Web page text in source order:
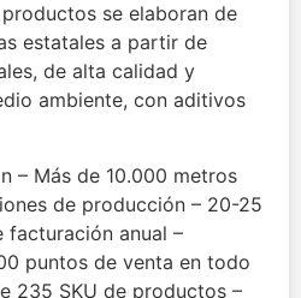
se elaboran de
estatales a partir de
de alta calidad y
ambiente, con aditivos
– Más de 10.000 metros
de producción – 20-25
facturación anual –
puntos de venta en todo
235 SKU de productos –